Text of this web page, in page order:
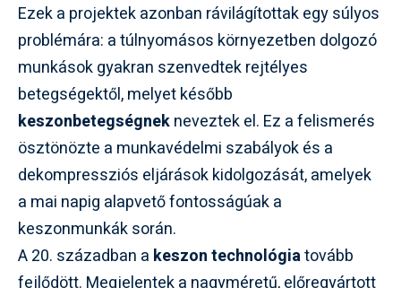
Ezek a projektek azonban rávilágítottak egy súlyos
problémára: a túlnyomásos környezetben dolgozó
munkások gyakran szenvedtek rejtélyes
betegségektől, melyet később
keszonbetegségnekneveztek el. Ez a felismerés
ösztönözte a munkavédelmi szabályok és a
dekompressziós eljárások kidolgozását, amelyek
a mai napig alapvető fontosságúak a
keszonmunkák során.
A 20. században a keszon technológiatovább
fejlődött. Megjelentek a nagyméretű, előregyártott